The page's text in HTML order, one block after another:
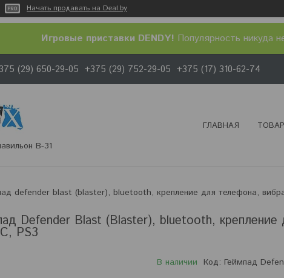
Начать продавать на Deal.by
Игровые приставки DENDY! Популярность никуда
(29) 650-29-05 +375 (29) 752-29-05 +375 (17) 310-62-74
В-31
ГЛАВНАЯ
defender blast (blaster), bluetooth, крепление для телефона,
Defender Blast (Blaster), bluetooth, крепление
PS3
В наличии Код: Геймпад